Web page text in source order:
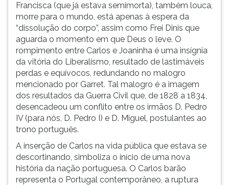
Francisca (que já estava semimorta), também louca,
morre para o mundo, está apenas à espera da
“dissolução do corpo”, assim como Frei Dinis que
aguarda o momento em que Deus o leve. O
rompimento entre Carlos e Joaninha é uma insígnia
da vitória do Liberalismo, resultado de lastimáveis
perdas e equívocos, redundando no malogro
mencionado por Garret. Tal malogro é a imagem
dos resultados da Guerra Civil que, de 1828 a 1834,
desencadeou um conflito entre os irmãos D. Pedro
IV (para nós, D. Pedro I) e D. Miguel, postulantes ao
trono português.
A inserção de Carlos na vida pública que estava se
descortinando, simboliza o início de uma nova
história da nação portuguesa. O Carlos barão
representa o Portugal contemporâneo, a ruptura